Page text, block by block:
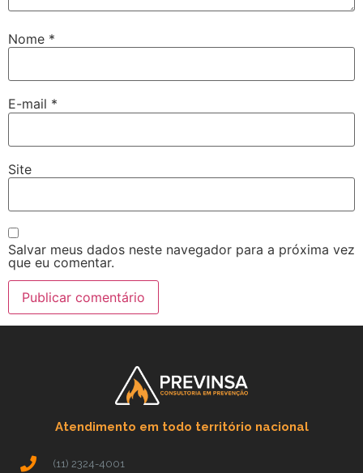
Nome *
E-mail *
Site
Salvar meus dados neste navegador para a próxima vez
que eu comentar.
Atendimento em todo território nacional
(11) 2324-4001